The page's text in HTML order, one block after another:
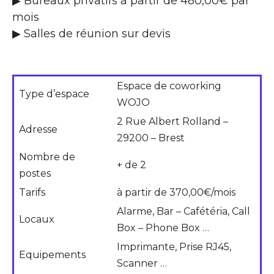
mois
▶ Salles de réunion sur devis
Type d’espace
Espace de coworking
WOJO
Adresse
2 Rue Albert Rolland –
29200 – Brest
Nombre de
postes
+ de 2
Tarifs à partir de 370,00€/mois
Locaux
Alarme, Bar – Cafétéria, Call
Box – Phone Box …
Equipements
Imprimante, Prise RJ45,
Scanner …